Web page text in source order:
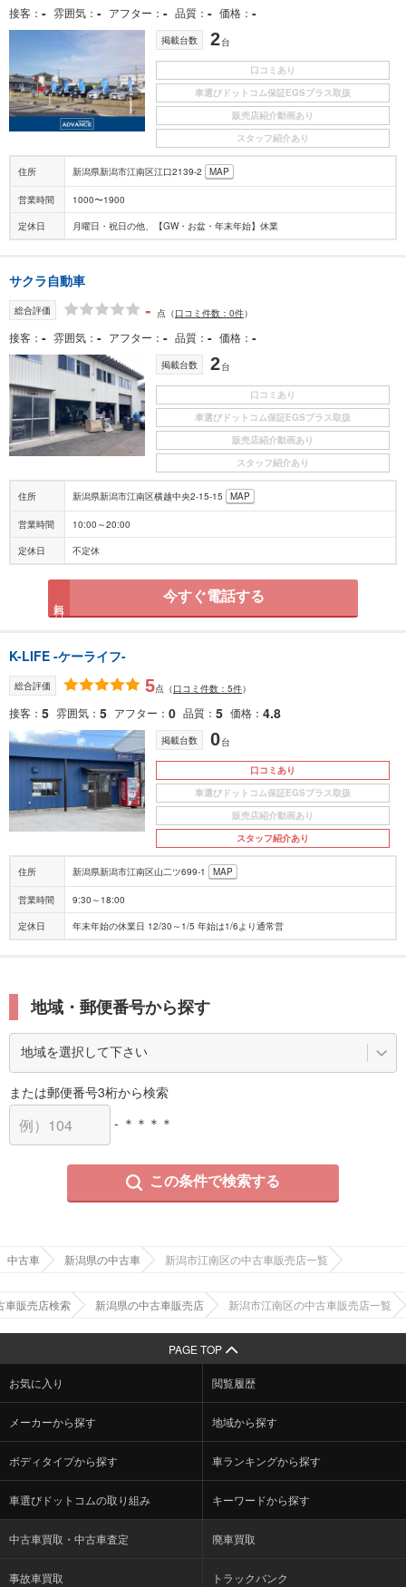
接客 - 雰囲気 - アフター - 品質 - 価格 -
掲載台数 2台
口コミあり
車選びドットコム保証EGSプラス取扱
販売店紹介動画あり
スタッフ紹介あり
住所 新潟県新潟市江南区江口2139-2 MAP
営業時間 1000〜1900
定休日 月曜日・祝日の他、【GW・お盆・年末年始】休業
サクラ自動車
総合評価 - 点 （口コミ件数：0件）
接客 - 雰囲気 - アフター - 品質 - 価格 -
掲載台数 2台
口コミあり
車選びドットコム保証EGSプラス取扱
販売店紹介動画あり
スタッフ紹介あり
住所 新潟県新潟市江南区横越中央2-15-15 MAP
営業時間 10:00～20:00
定休日 不定休
今すぐ電話する
K-LIFE -ケーライフ-
総合評価 5点 （口コミ件数：5件）
接客 5 雰囲気 5 アフター 0 品質 5 価格 4.8
掲載台数 0台
口コミあり
車選びドットコム保証EGSプラス取扱
販売店紹介動画あり
スタッフ紹介あり
住所 新潟県新潟市江南区山二ツ699-1 MAP
営業時間 9:30～18:00
定休日 年末年始の休業日 12/30～1/5 年始は1/6より通常営
地域・郵便番号から探す
または郵便番号3桁から検索
- ＊＊＊＊
この条件で検索する
中古車 新潟県の中古車 新潟市江南区の中古車販売店一覧
車販売店検索 新潟県の中古車販売店 新潟市江南区の中古車販売店一覧
PAGE TOP
お気に入り 閲覧履歴
メーカーから探す 地域から探す
ボディタイプから探す 車ランキングから探す
車選びドットコムの取り組み キーワードから探す
中古車買取・中古車査定 廃車買取
事故車買取 トラックバンク